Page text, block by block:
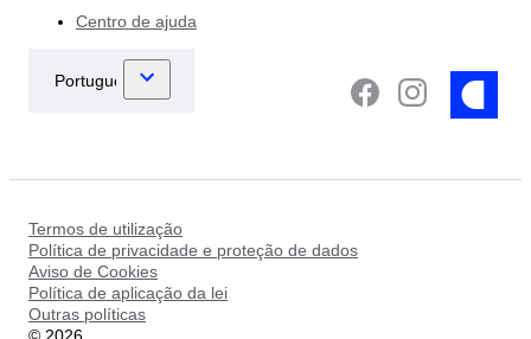
Centro de ajuda
Termos de utilização
Política de privacidade e proteção de dados
Aviso de Cookies
Política de aplicação da lei
Outras políticas
© 2026